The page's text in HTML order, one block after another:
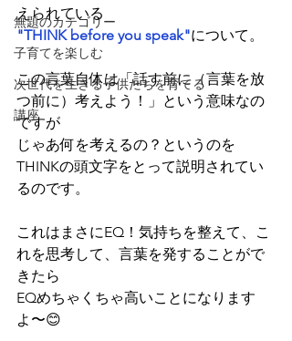
無題のカテゴリー
子育てを楽しむ
次世代を生きる子供たちを育てる
講座
えられている
"THINK before you speak"について。
この言葉自体は「話す前に（言葉を放
つ前に）考えよう！」という意味なの
ですが
じゃあ何を考えるの？というのを
THINKの頭文字をとって説明されてい
るのです。
これはまさにEQ！気持ちを整えて、こ
れを思考して、言葉を発することがで
きたら
EQめちゃくちゃ高いことになります
よ〜😊